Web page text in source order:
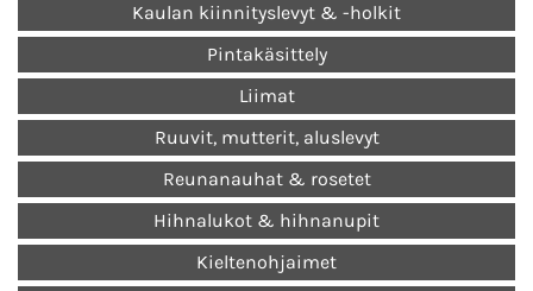
Kaulan kiinnityslevyt & -holkit
Pintakäsittely
Liimat
Ruuvit, mutterit, aluslevyt
Reunanauhat & rosetet
Hihnalukot & hihnanupit
Kieltenohjaimet